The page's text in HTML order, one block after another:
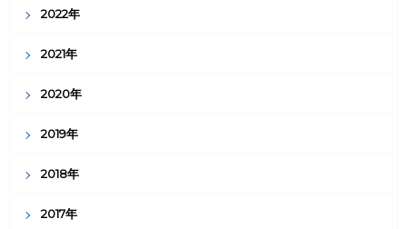
2022年
2021年
2020年
2019年
2018年
2017年